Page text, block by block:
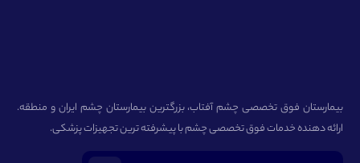
بیمارستان فوق تخصصی چشم آفتاب، بزرگترین بیمارستان چشم ایران و منطقه.
ارائه دهنده خدمات فوق تخصصی چشم با پیشرفته ترین تجهیزات پزشکی.